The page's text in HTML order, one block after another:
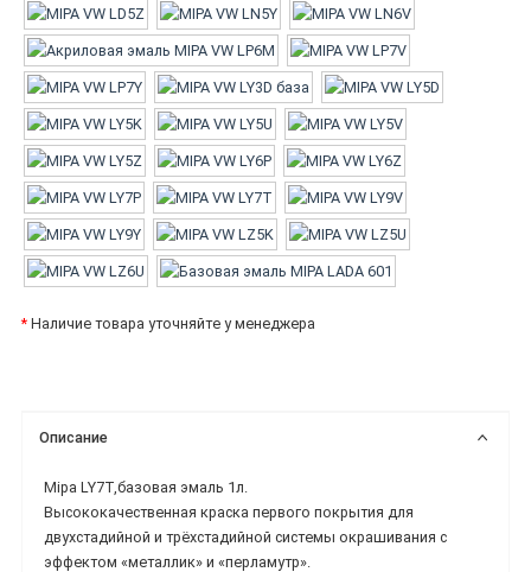
* Наличие товара уточняйте у менеджера
Описание
Mipa LY7T,базовая эмаль 1л.
Высококачественная краска первого покрытия для
двухстадийной и трёхстадийной системы окрашивания с
эффектом «металлик» и «перламутр».